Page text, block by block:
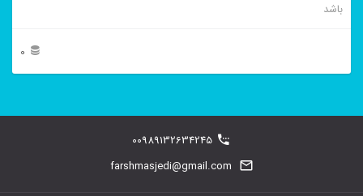
گزینه
در
باشد
0
محصول
00989132634245
farshmasjedi@gmail.com